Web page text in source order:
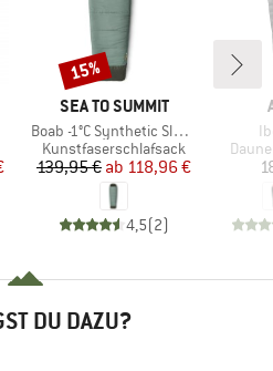
Preis
MARKE
SEA TO SUMMIT
Artikel
Boab -1°C Synthetic Sleeping Bag
Produktgruppe
Kunstfaserschlafsack
Preis
139,95 € reduzierter Preis
ab 118,96 €
4,5(2)
Rabatt
15%
DU DAZU?